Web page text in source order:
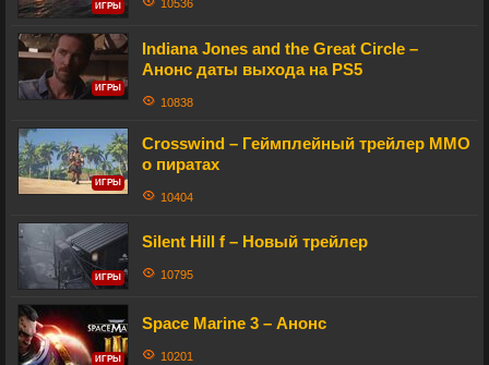
ИГРЫ 10536
ИГРЫ
Indiana Jones and the Great Circle –
Анонс даты выхода на PS5
10838
ИГРЫ
Crosswind – Геймплейный трейлер MMO
о пиратах
10404
ИГРЫ
Silent Hill f – Новый трейлер
10795
ИГРЫ
Space Marine 3 – Анонс
10201